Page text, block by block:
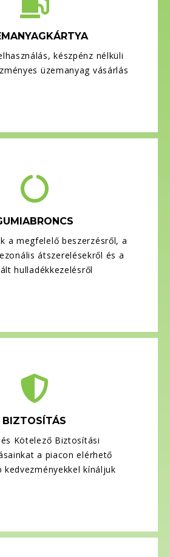
készpénz nélküli
üzemanyag vásárlás
a megfelelő beszerzésről, a
átszerelésekről és a
hulladékkezelésről
BIZTOSÍTÁS
és Kötelező Biztosítási
a piacon elérhető
kedvezményekkel kínáljuk